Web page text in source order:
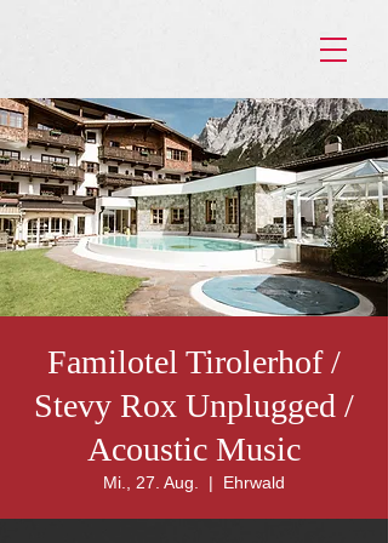
Familotel Tirolerhof /
Stevy Rox Unplugged /
Acoustic Music
Mi., 27. Aug.
  |
Ehrwald